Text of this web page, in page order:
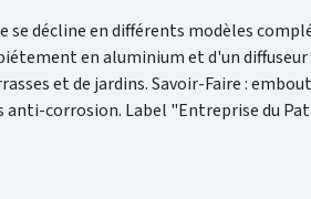
décline en différents modèles
en aluminium et d'un
et de jardins. Savoir-Faire :
anti-corrosion. Label "Entreprise du